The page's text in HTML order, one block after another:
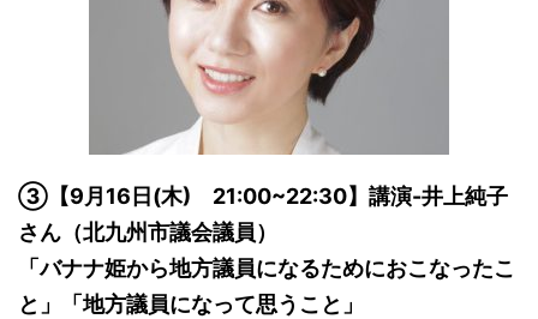
③【9月16日(木) 21:00~22:30】講演-井上純子
さん（北九州市議会議員）
「バナナ姫から地方議員になるためにおこなったこ
と」「地方議員になって思うこと」